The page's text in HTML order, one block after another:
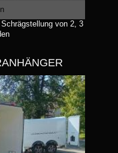
von 2, 3